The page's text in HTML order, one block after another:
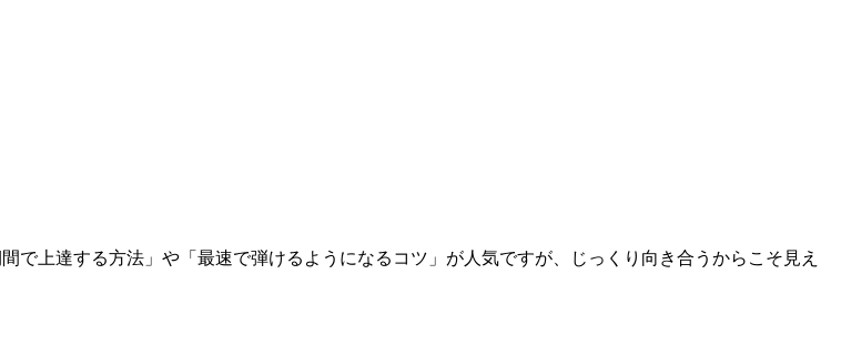
上達する方法」や「最速で弾けるようになるコツ」が人気ですが、じっくり向き合うからこそ見え